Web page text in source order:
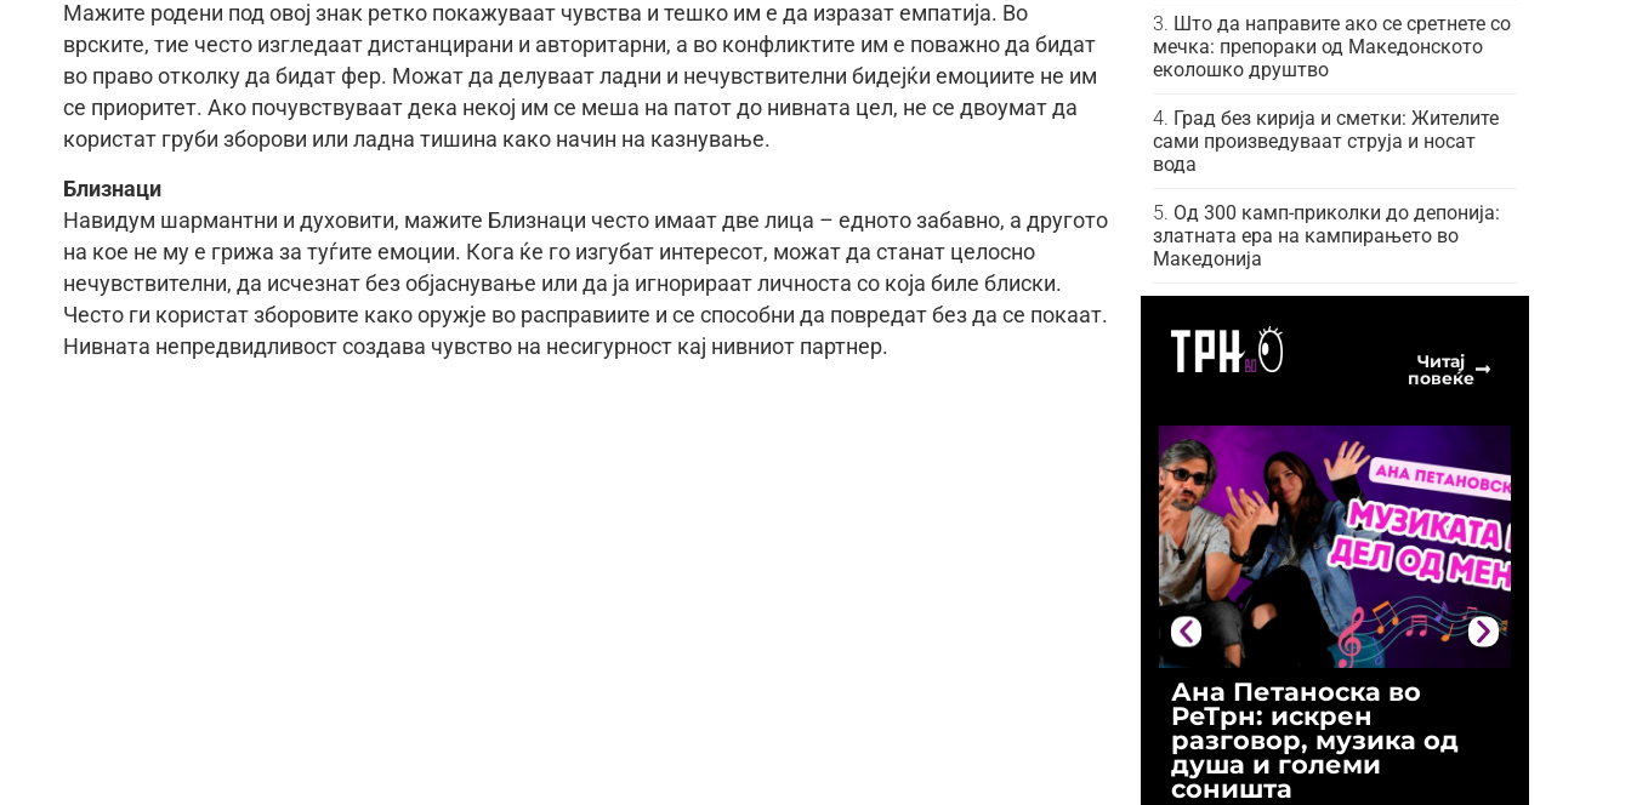
Мажите родени под овој знак ретко покажуваат чувства и тешко им е да изразат емпатија. Во
врските, тие често изгледаат дистанцирани и авторитарни, а во конфликтите им е поважно да бидат
во право отколку да бидат фер. Можат да делуваат ладни и нечувствителни бидејќи емоциите не им
се приоритет. Ако почувствуваат дека некој им се меша на патот до нивната цел, не се двоумат да
користат груби зборови или ладна тишина како начин на казнување.
Близнаци
Навидум шармантни и духовити, мажите Близнаци често имаат две лица – едното забавно, а другото
на кое не му е грижа за туѓите емоции. Кога ќе го изгубат интересот, можат да станат целосно
нечувствителни, да исчезнат без објаснување или да ја игнорираат личноста со која биле блиски.
Често ги користат зборовите како оружје во расправиите и се способни да повредат без да се покаат.
Нивната непредвидливост создава чувство на несигурност кај нивниот партнер.
Што да направите ако се сретнете со
мечка: препораки од Македонското
еколошко друштво
Град без кирија и сметки: Жителите
сами произведуваат струја и носат
вода
Од 300 камп-приколки до депонија:
златната ера на кампирањето во
Македонија
Читај
повеќе
Ана Петаноска во
РеТрн: искрен
разговор, музика од
душа и големи
соништа